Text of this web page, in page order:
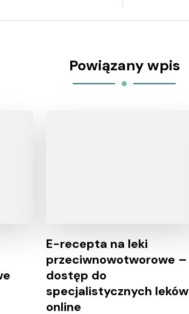
Powiązany wpis
E-recepta na leki
przeciwnowotworowe –
dostęp do
specjalistycznych leków
online